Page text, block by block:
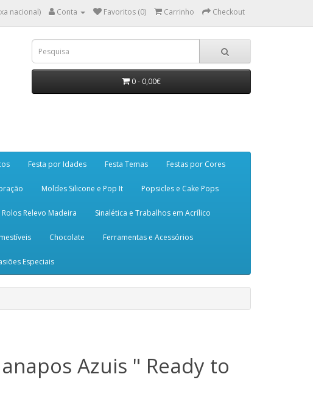
nacional) Conta Favoritos (0) Carrinho Checkout
0 - 0,00€
Festa por Idades Festa Temas Festas por Cores
Moldes Silicone e Pop It Popsicles e Cake Pops
Rolos Relevo Madeira Sinalética e Trabalhos em Acrílico
Chocolate Ferramentas e Acessórios
Especiais
Azuis " Ready to